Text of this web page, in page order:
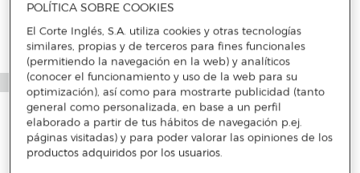
POLÍTICA SOBRE COOKIES
El Corte Inglés, S.A. utiliza cookies y otras tecnologías
similares, propias y de terceros para fines funcionales
(permitiendo la navegación en la web) y analíticos
(conocer el funcionamiento y uso de la web para su
optimización), así como para mostrarte publicidad (tanto
general como personalizada, en base a un perfil
elaborado a partir de tus hábitos de navegación p.ej.
páginas visitadas) y para poder valorar las opiniones de los
productos adquiridos por los usuarios.